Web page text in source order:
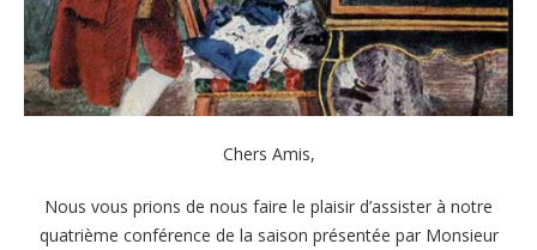
Chers Amis,
Nous vous prions de nous faire le plaisir d’assister à notre
quatrième conférence de la saison présentée par Monsieur